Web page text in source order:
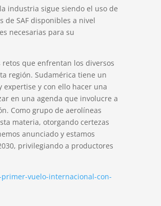
industria sigue siendo el uso de
de SAF disponibles a nivel
necesarias para su
retos que enfrentan los diversos
región. Sudamérica tiene un
y con ello hacer una
en una agenda que involucre a
Como grupo de aerolíneas
materia, otorgando certezas
anunciado y estamos
privilegiando a productores
vuelo-internacional-con-